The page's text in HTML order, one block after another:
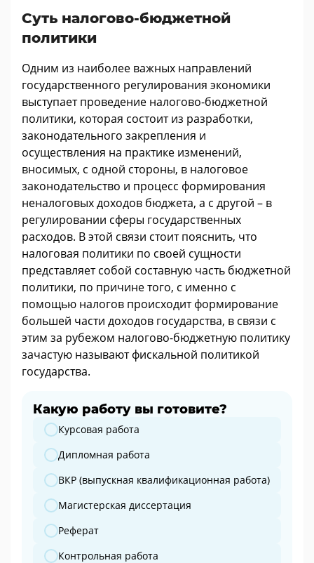
Суть налогово-бюджетной
политики
Одним из наиболее важных направлений
государственного регулирования экономики
выступает проведение налогово-бюджетной
политики, которая состоит из разработки,
законодательного закрепления и
осуществления на практике изменений,
вносимых, с одной стороны, в налоговое
законодательство и процесс формирования
неналоговых доходов бюджета, а с другой – в
регулировании сферы государственных
расходов. В этой связи стоит пояснить, что
налоговая политики по своей сущности
представляет собой составную часть бюджетной
политики, по причине того, с именно с
помощью налогов происходит формирование
большей части доходов государства, в связи с
этим за рубежом налогово-бюджетную политику
зачастую называют фискальной политикой
государства.
Какую работу вы готовите?
Какую работу вы готовите?
Курсовая работа
Дипломная работа
ВКР (выпускная квалификационная работа)
Магистерская диссертация
Реферат
Контрольная работа